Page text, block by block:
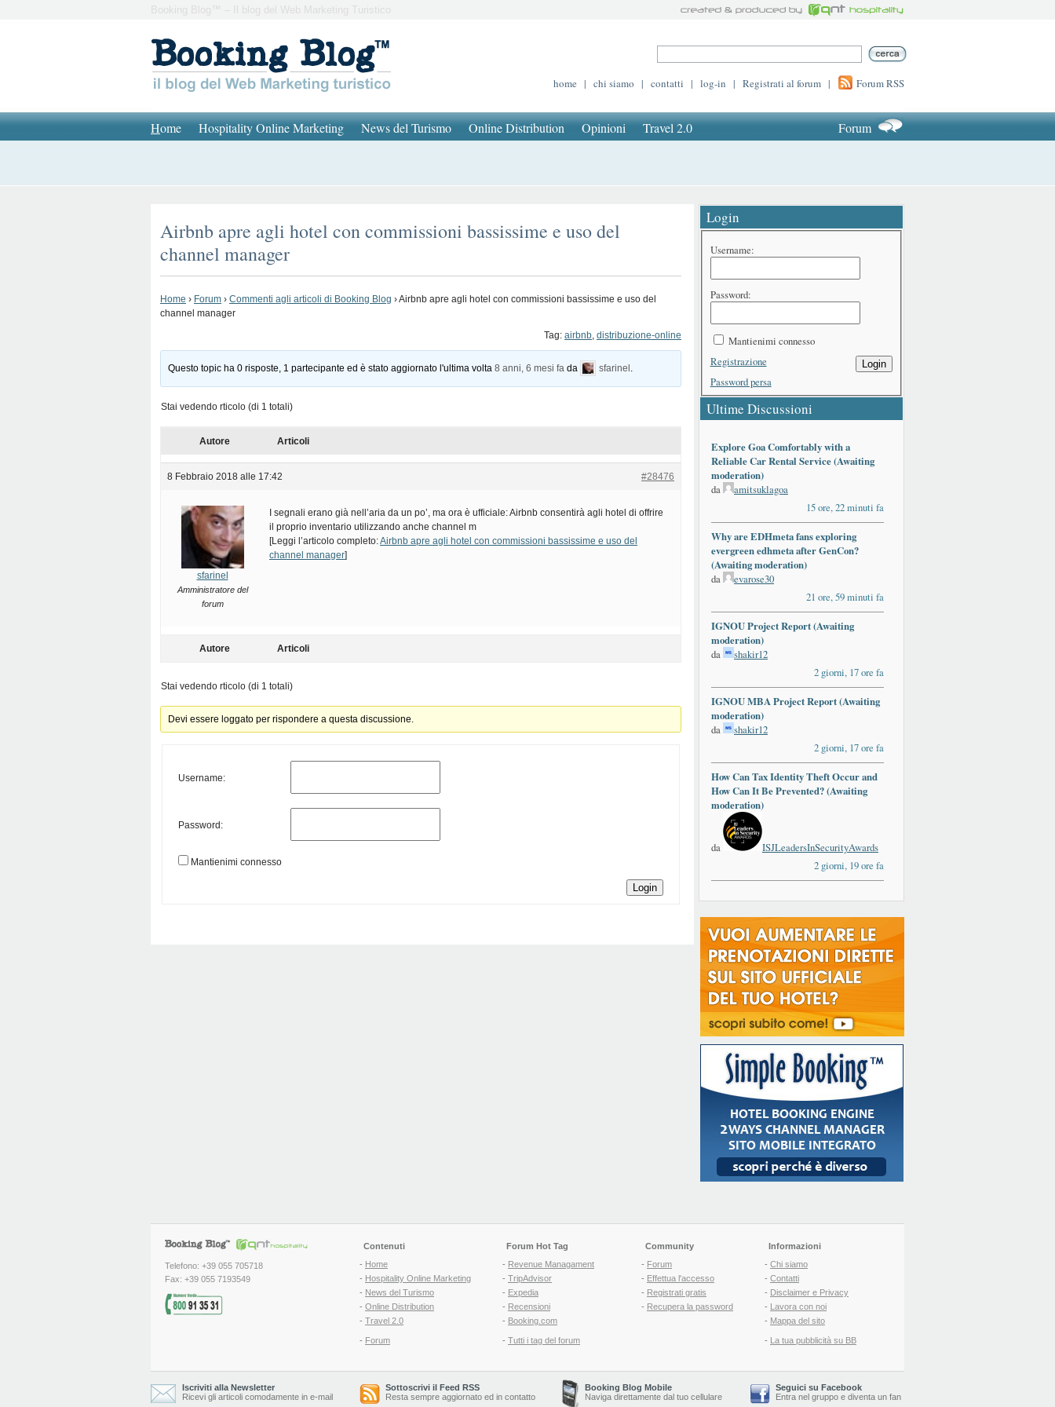
Booking Blog™ – Il blog del Web Marketing Turistico
home | chi siamo | contatti | log-in | Registrati al forum | Forum RSS
Home Hospitality Online Marketing News del Turismo Online Distribution Opinioni Travel 2.0 Forum
Airbnb apre agli hotel con commissioni bassissime e uso del
channel manager
Home › Forum › Commenti agli articoli di Booking Blog ›Airbnb apre agli hotel con commissioni bassissime e uso del
channel manager
Tag: airbnb, distribuzione-online
Questo topic ha 0 risposte, 1 partecipante ed è stato aggiornato l'ultima volta8 anni, 6 mesi fa da sfarinel
Stai vedendo rticolo (di 1 totali)
Autore Articoli
8 Febbraio 2018 alle 17:42 #28476
sfarinel
Amministratore del
forum
I segnali erano già nell’aria da un po’, ma ora è ufficiale: Airbnb consentirà agli hotel di offrire
il proprio inventario utilizzando anche channel m
[Leggi l’articolo completo:Airbnb apre agli hotel con commissioni bassissime e uso del
channel manager]
Autore Articoli
Stai vedendo rticolo (di 1 totali)
Devi essere loggato per rispondere a questa discussione.
Username:
Password:
Mantienimi connesso
Login
Login
Username:
Password:
Mantienimi connesso
Login
Registrazione
Password persa
Ultime Discussioni
Explore Goa Comfortably with a
Reliable Car Rental Service (Awaiting
moderation)
da
amitsuklagoa
15 ore, 22 minuti fa
Why are EDHmeta fans exploring
evergreen edhmeta after GenCon?
(Awaiting moderation)
da
evarose30
21 ore, 59 minuti fa
IGNOU Project Report (Awaiting
moderation)
da
shakir12
2 giorni, 17 ore fa
IGNOU MBA Project Report (Awaiting
moderation)
da
shakir12
2 giorni, 17 ore fa
How Can Tax Identity Theft Occur and
How Can It Be Prevented? (Awaiting
moderation)
da
ISJLeadersInSecurityAwards
2 giorni, 19 ore fa
Telefono: +39 055 705718
Fax: +39 055 7193549
Contenuti
- Home
- Hospitality Online Marketing
- News del Turismo
- Online Distribution
- Travel 2.0
- Forum
Forum Hot Tag
- Revenue Managament
- TripAdvisor
- Expedia
- Recensioni
- Booking.com
- Tutti i tag del forum
Community
- Forum
- Effettua l'accesso
- Registrati gratis
- Recupera la password
Informazioni
- Chi siamo
- Contatti
- Disclaimer e Privacy
- Lavora con noi
- Mappa del sito
- La tua pubblicità su BB
Iscriviti alla Newsletter
Ricevi gli articoli comodamente in e-mail
Sottoscrivi il Feed RSS
Resta sempre aggiornato ed in contatto
Booking Blog Mobile
Naviga direttamente dal tuo cellulare
Seguici su Facebook
Entra nel gruppo e diventa un fan